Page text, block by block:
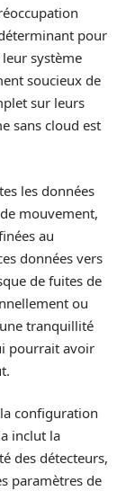
pour
système
soucieux de
sur leurs
sans cloud est
les données
mouvement,
au
données vers
de fuites de
ou
tranquillité
pourrait avoir
configuration
inclut la
des détecteurs,
paramètres de